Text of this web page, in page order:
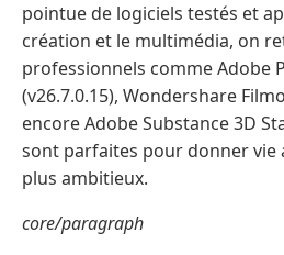
pointue de logiciels testés et
création et le multimédia, on
professionnels comme Adobe
(v26.7.0.15), Wondershare
encore Adobe Substance 3D
sont parfaites pour donner vie
plus ambitieux.
core/paragraph